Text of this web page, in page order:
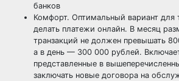
банков
Комфорт. Оптимальный вариант для
делать платежи онлайн. В месяц
транзакций не должен превышать
а в день — 300 000 рублей.
представленные в
заключать новые договора на